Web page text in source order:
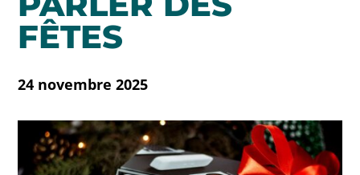
FÊTES
24 novembre 2025